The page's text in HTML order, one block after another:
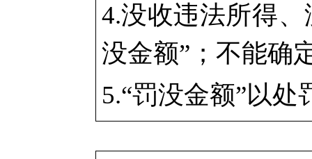
4.没收违法所得
没金额”；不能确
5.“罚没金额”以